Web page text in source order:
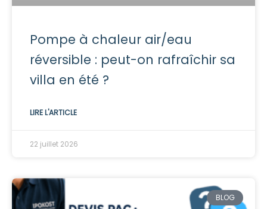
Pompe à chaleur air/eau
réversible : peut-on rafraîchir sa
villa en été ?
LIRE L'ARTICLE
22 juillet 2026
BLOG